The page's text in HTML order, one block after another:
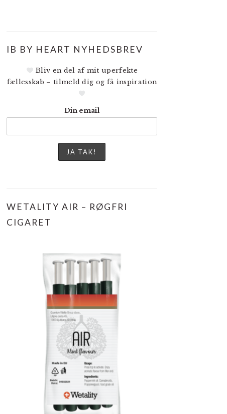
IB BY HEART NYHEDSBREV
Bliv en del af mit uperfekte
fællesskab – tilmeld dig og få inspiration
Din email
WETALITY AIR – RØGFRI
CIGARET